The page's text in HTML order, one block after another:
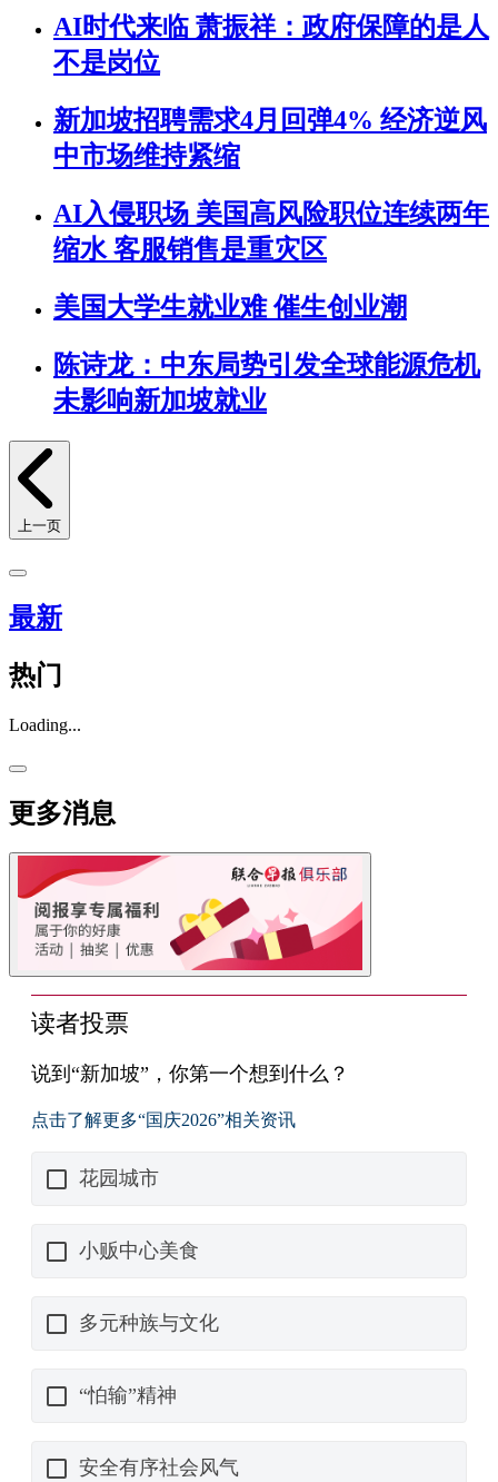
AI时代来临 萧振祥：政府保障的是人
不是岗位
新加坡招聘需求4月回弹4% 经济逆风
中市场维持紧缩
AI入侵职场 美国高风险职位连续两年
缩水 客服销售是重灾区
美国大学生就业难 催生创业潮
陈诗龙：中东局势引发全球能源危机
未影响新加坡就业
上一页
最新
热门
Loading...
更多消息